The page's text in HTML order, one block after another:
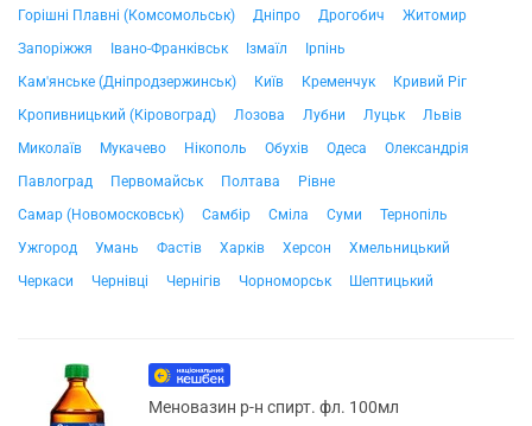
Горішні Плавні (Комсомольськ)
Дніпро Дрогобич
Житомир
Запоріжжя
Івано-Франківськ Ізмаїл
Ірпінь
Кам'янське (Дніпродзержинськ)
Київ Кременчук
Кривий Ріг
Кропивницький (Кіровоград)
Лозова Лубни Луцьк
Львів
Миколаїв
Мукачево Нікополь Обухів Одеса
Олександрія
Павлоград
Первомайськ Полтава
Рівне
Самар (Новомосковськ)
Самбір Сміла Суми
Тернопіль
Ужгород
Умань Фастів Харків Херсон
Хмельницький
Черкаси
Чернівці Чернігів Чорноморськ Шептицький
Меновазин р-н спирт. фл. 100мл